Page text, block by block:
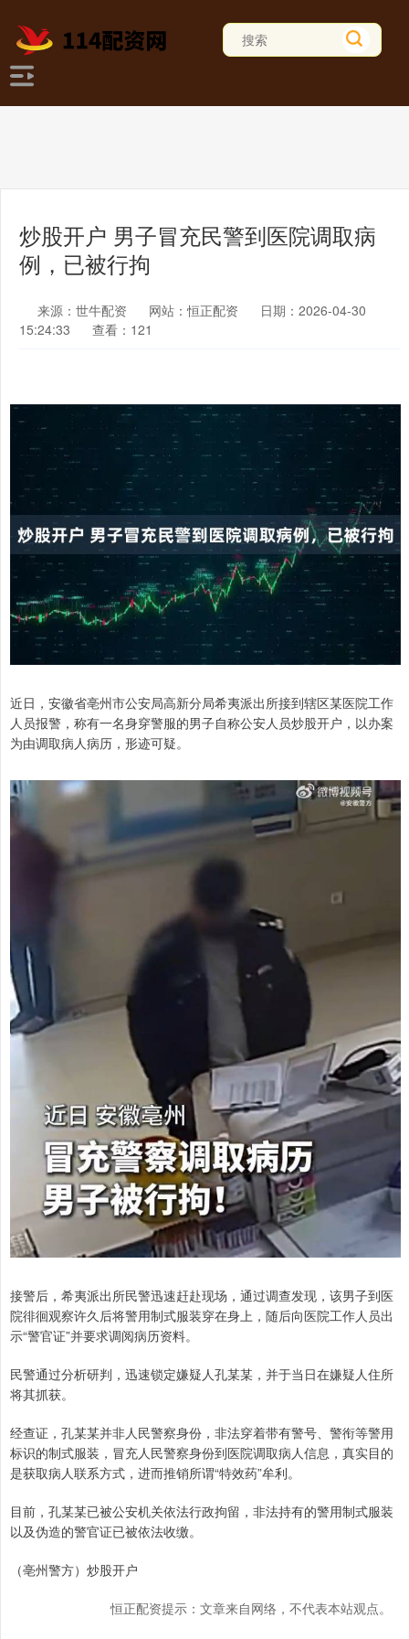
炒股开户 男子冒充民警到医院调取病
例，已被行拘
来源：世牛配资 网站：恒正配资
日期：2026-04-30
15:24:33
查看：121
近日，安徽省亳州市公安局高新分局希夷派出所接到辖区某医院工作
人员报警，称有一名身穿警服的男子自称公安人员炒股开户，以办案
为由调取病人病历，形迹可疑。
接警后，希夷派出所民警迅速赶赴现场，通过调查发现，该男子到医
院徘徊观察许久后将警用制式服装穿在身上，随后向医院工作人员出
示“警官证”并要求调阅病历资料。
民警通过分析研判，迅速锁定嫌疑人孔某某，并于当日在嫌疑人住所
将其抓获。
经查证，孔某某并非人民警察身份，非法穿着带有警号、警衔等警用
标识的制式服装，冒充人民警察身份到医院调取病人信息，真实目的
是获取病人联系方式，进而推销所谓“特效药”牟利。
目前，孔某某已被公安机关依法行政拘留，非法持有的警用制式服装
以及伪造的警官证已被依法收缴。
（亳州警方）炒股开户
恒正配资提示：文章来自网络，不代表本站观点。